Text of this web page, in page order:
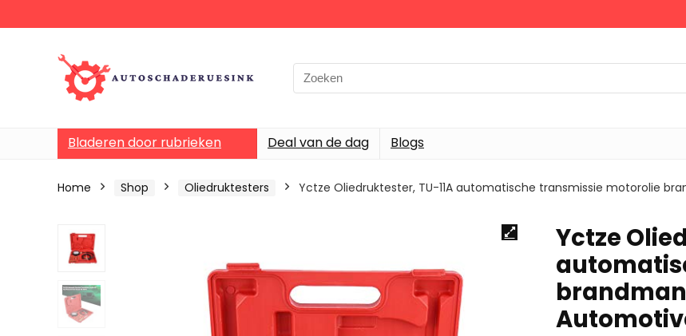
Bladeren door rubrieken Deal van de dag Blogs
Home Shop Oliedruktesters Yctze Oliedruktester, TU-11A automatische transmissie motorolie
Yctze